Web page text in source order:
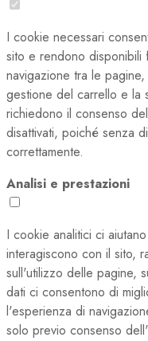
I cookie necessari
sito e rendono disponibili
navigazione tra le
gestione del carrello e la
richiedono il consenso
disattivati, poiché senza
correttamente.
Analisi e prestazioni
I cookie analitici ci
interagiscono con il sito,
sull'utilizzo delle pagine,
dati ci consentono di
l'esperienza di
solo previo consenso